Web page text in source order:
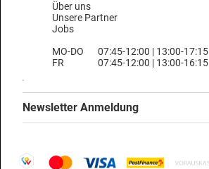
Über uns
Unsere Partner
Jobs
MO-DO
FR
07:45-12:00 | 13:00-17:15
07:45-12:00 | 13:00-16:15
Newsletter Anmeldung